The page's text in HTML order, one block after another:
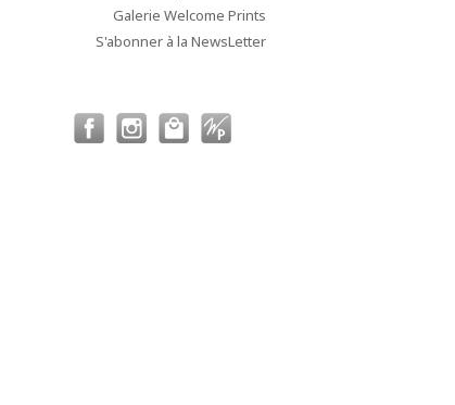
Galerie Welcome Prints
S'abonner à la NewsLetter